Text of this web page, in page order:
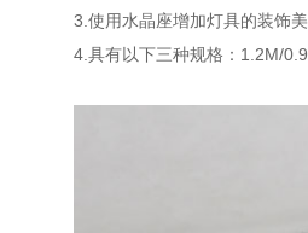
3.使用水晶座增加灯具的装饰美
4.具有以下三种规格：1.2M/